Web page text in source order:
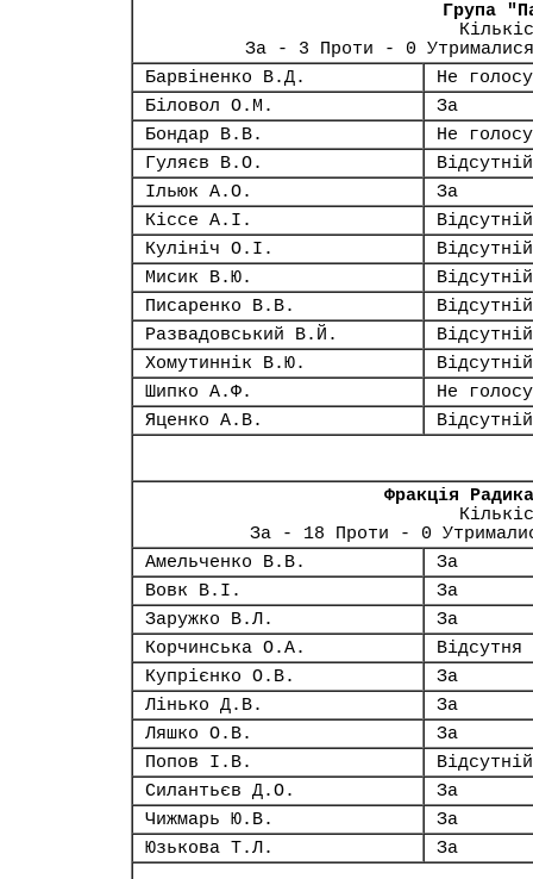
Група
За - 3 Проти - 0
Барвіненко В.Д.
Не
Біловол О.М.
За
Бондар В.В.
Не
Гуляєв В.О.
Відсутній
Ільюк А.О.
За
Кіссе А.І.
Відсутній
Кулініч О.І.
Відсутній
Мисик В.Ю.
Відсутній
Писаренко В.В.
Відсутній
Развадовський В.Й.
Відсутній
Хомутиннік В.Ю.
Відсутній
Шипко А.Ф.
Не
Яценко А.В.
Відсутній
Фракція
За - 18 Проти - 0
Амельченко В.В.
За
Вовк В.І.
За
Заружко В.Л.
За
Корчинська О.А.
Відсутня
Купрієнко О.В.
За
Лінько Д.В.
За
Ляшко О.В.
За
Попов І.В.
Відсутній
Силантьєв Д.О.
За
Чижмарь Ю.В.
За
Юзькова Т.Л.
За